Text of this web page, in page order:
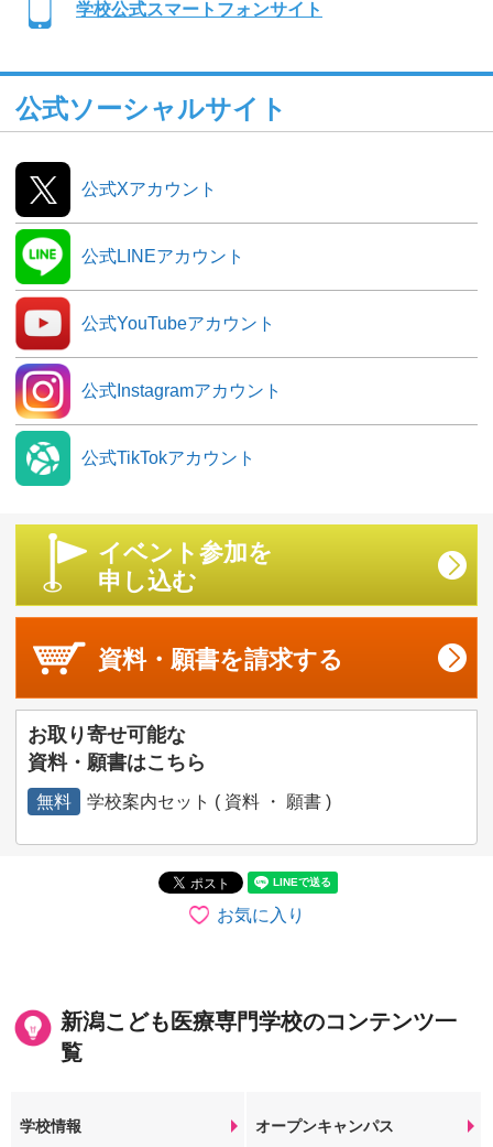
学校公式スマートフォンサイト
公式ソーシャルサイト
公式Xアカウント
公式LINEアカウント
公式YouTubeアカウント
公式Instagramアカウント
公式TikTokアカウント
イベント参加を
申し込む
資料・願書を請求する
お取り寄せ可能な
資料・願書はこちら
無料 学校案内セット ( 資料 ・ 願書 )
お気に入り
新潟こども医療専門学校のコンテンツ一
覧
学校情報 オープンキャンパス